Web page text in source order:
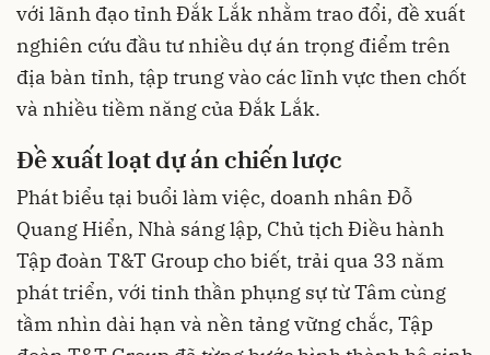
với lãnh đạo tỉnh Đắk Lắk nhằm trao đổi, đề xuất
nghiên cứu đầu tư nhiều dự án trọng điểm trên
địa bàn tỉnh, tập trung vào các lĩnh vực then chốt
và nhiều tiềm năng của Đắk Lắk.
Đề xuất loạt dự án chiến lược
Phát biểu tại buổi làm việc, doanh nhân Đỗ
Quang Hiển, Nhà sáng lập, Chủ tịch Điều hành
Tập đoàn T&T Group cho biết, trải qua 33 năm
phát triển, với tinh thần phụng sự từ Tâm cùng
tầm nhìn dài hạn và nền tảng vững chắc, Tập